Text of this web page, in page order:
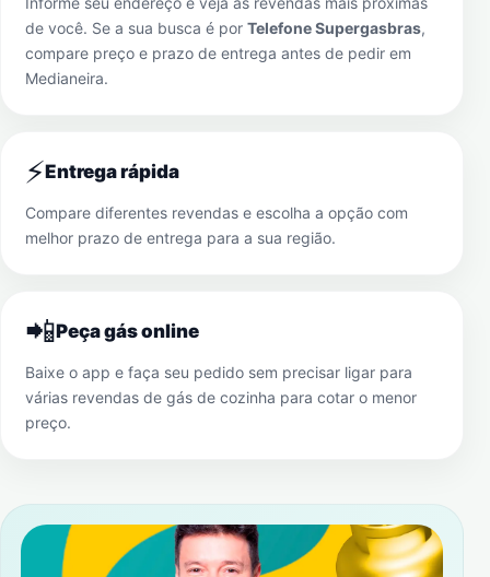
de você. Se a sua busca é por Telefone Supergasbras,
compare preço e prazo de entrega antes de pedir em
Medianeira.
⚡Entrega rápida
Compare diferentes revendas e escolha a opção com
melhor prazo de entrega para a sua região.
📲Peça gás online
Baixe o app e faça seu pedido sem precisar ligar para
várias revendas de gás de cozinha para cotar o menor
preço.